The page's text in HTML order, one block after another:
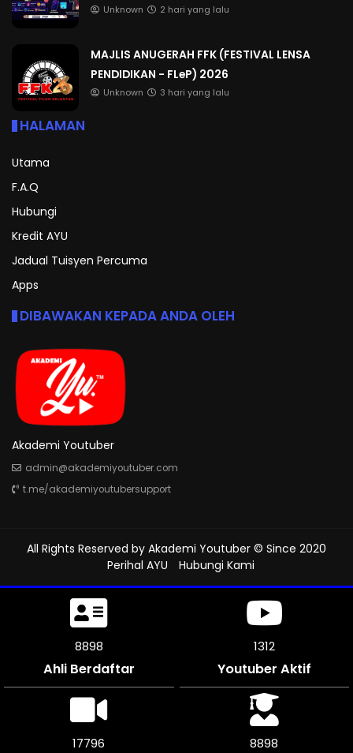
Unknown 2 hari yang lalu
MAJLIS ANUGERAH FFK (FESTIVAL LENSA
PENDIDIKAN - FLeP) 2026
Unknown 3 hari yang lalu
HALAMAN
Utama
F.A.Q
Hubungi
Kredit AYU
Jadual Tuisyen Percuma
Apps
DIBAWAKAN KEPADA ANDA OLEH
Akademi Youtuber
admin@akademiyoutuber.com
t.me/akademiyoutubersupport
All Rights Reserved by Akademi Youtuber © Since 2020
Perihal AYU
Hubungi Kami
9396
Ahli Berdaftar
1312
Youtuber Aktif
18786 9393